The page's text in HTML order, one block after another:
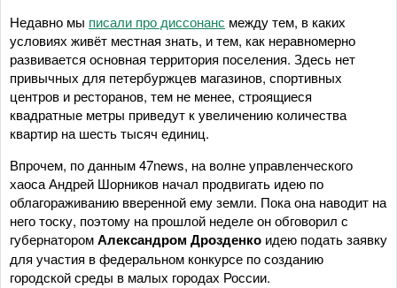
Недавно мы писали про диссонанс между тем, в каких
условиях живёт местная знать, и тем, как неравномерно
развивается основная территория поселения. Здесь нет
привычных для петербуржцев магазинов, спортивных
центров и ресторанов, тем не менее, строящиеся
квадратные метры приведут к увеличению количества
квартир на шесть тысяч единиц.
Впрочем, по данным 47news, на волне управленческого
хаоса Андрей Шорников начал продвигать идею по
облагораживанию вверенной ему земли. Пока она наводит на
него тоску, поэтому на прошлой неделе он обговорил с
губернаторомАлександром Дрозденко идею подать заявку
для участия в федеральном конкурсе по созданию
городской среды в малых городах России.